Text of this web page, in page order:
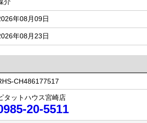
介
年08月09日
年08月23日
CH486177517
タットハウス宮崎店
20-5511